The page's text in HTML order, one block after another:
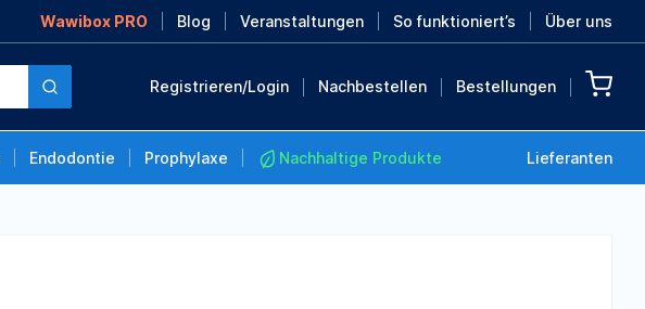
Wawibox PRO Blog Veranstaltungen So funktioniert’s Über uns
Registrieren/Login Nachbestellen Bestellungen
Endodontie Prophylaxe Nachhaltige Produkte Lieferanten